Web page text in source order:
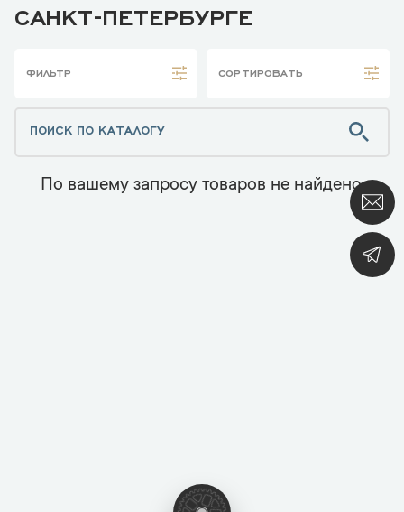
САНКТ-ПЕТЕРБУРГЕ
ФИЛЬТР СОРТИРОВАТЬ
По вашему запросу товаров не найдено